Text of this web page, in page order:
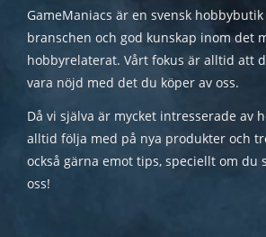
GameManiacs är en svensk
branschen och god kunskap inom det
hobbyrelaterat. Vårt fokus är alltid att
vara nöjd med det du köper av oss.
Då vi själva är mycket intresserade av
alltid följa med på nya produkter och
också gärna emot tips, speciellt om du
oss!